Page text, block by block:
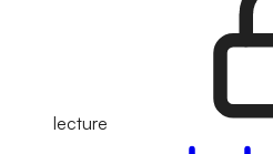
lecture